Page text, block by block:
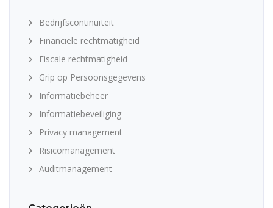
Bedrijfscontinuïteit
Financiële rechtmatigheid
Fiscale rechtmatigheid
Grip op Persoonsgegevens
Informatiebeheer
Informatiebeveiliging
Privacy management
Risicomanagement
Auditmanagement